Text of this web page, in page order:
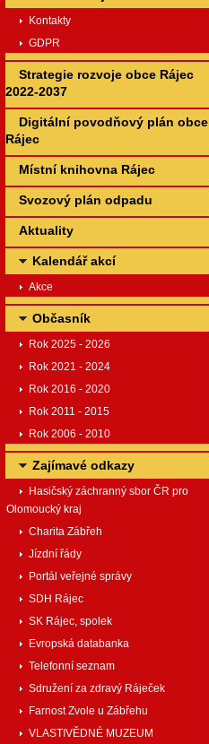
Kontakty
GDPR
Strategie rozvoje obce Rájec
2022-2037
Digitální povodňový plán obce
Rájec
Místní knihovna Rájec
Svozový plán odpadu
Aktuality
Kalendář akcí
Akce
Občasník
Rok 2025 - 2026
Rok 2021 - 2024
Rok 2016 - 2020
Rok 2011 - 2015
Rok 2006 - 2010
Zajímavé odkazy
Hasičský záchranný sbor ČR pro
Olomoucký kraj
Charita Zábřeh
Jízdní řády
Portál veřejné správy
SDH Rájec
SK Rájec, spolek
Evropská databanka
Telefonní seznam
Sdružení za zdravý Ráječek
Farnost Zvole u Zábřehu
VLASTIVĚDNÉ MUZEUM